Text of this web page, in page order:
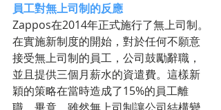
員工對無上司制的反應
Zappos在2014年正式施行了無上司制。
在實施新制度的開始，對於任何不願意
接受無上司制的員工，公司鼓勵辭職，
並且提供三個月薪水的資遣費。這樣新
穎的策略在當時造成了15%的員工離